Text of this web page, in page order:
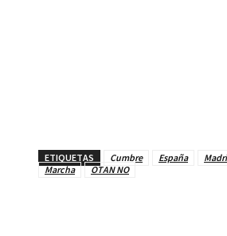
ETIQUETAS Cumbre España
Marcha
OTAN NO